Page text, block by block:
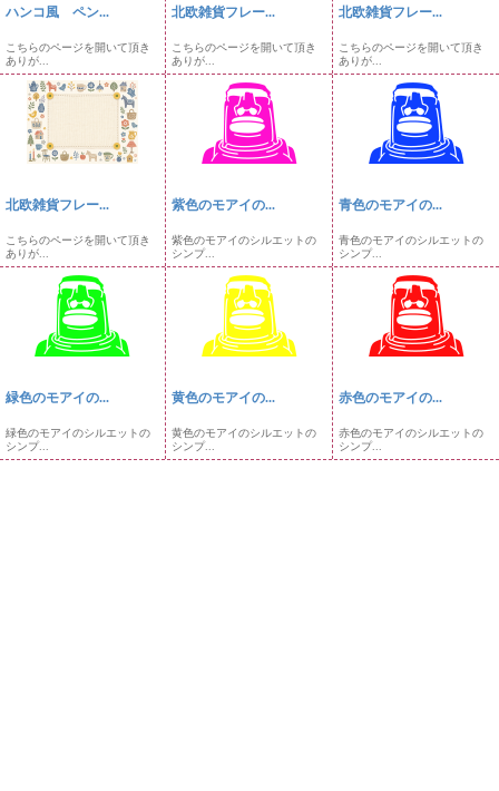
ハンコ風 ペン...
こちらのページを開いて頂き
ありが...
北欧雑貨フレー...
こちらのページを開いて頂き
ありが...
北欧雑貨フレー...
こちらのページを開いて頂き
ありが...
北欧雑貨フレー...
こちらのページを開いて頂き
ありが...
紫色のモアイの...
紫色のモアイのシルエットの
シンプ...
青色のモアイの...
青色のモアイのシルエットの
シンプ...
緑色のモアイの...
緑色のモアイのシルエットの
シンプ...
黄色のモアイの...
黄色のモアイのシルエットの
シンプ...
赤色のモアイの...
赤色のモアイのシルエットの
シンプ...